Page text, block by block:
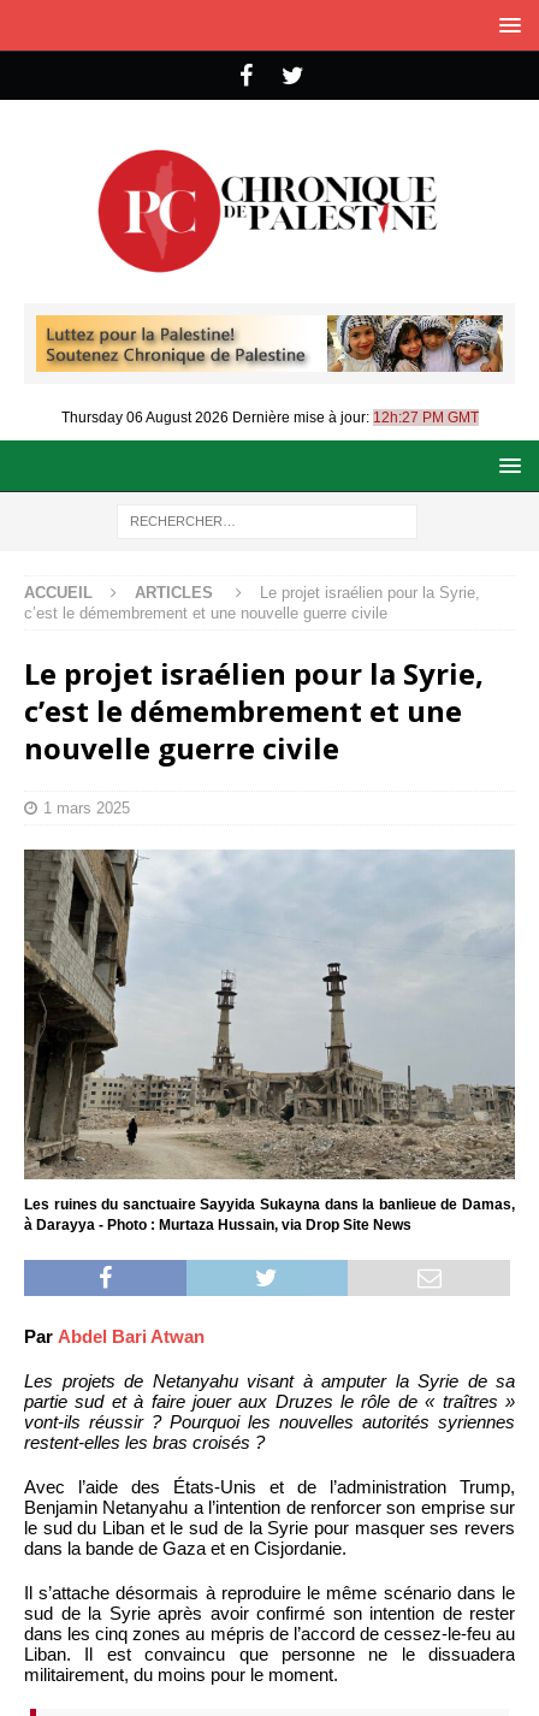
Thursday 06 August 2026 Dernière mise à jour: 12h:27 PM GMT
ACCUEIL ARTICLES
Le projet israélien pour la Syrie,
c’est le démembrement et une nouvelle guerre civile
Le projet israélien pour la Syrie,
c’est le démembrement et une
nouvelle guerre civile
1 mars 2025
Les ruines du sanctuaire Sayyida Sukayna dans la banlieue de Damas,
à Darayya - Photo : Murtaza Hussain, via Drop Site News
Par Abdel Bari Atwan
Les projets de Netanyahu visant à amputer la Syrie de sa
partie sud et à faire jouer aux Druzes le rôle de « traîtres »
vont-ils réussir ? Pourquoi les nouvelles autorités syriennes
restent-elles les bras croisés ?
Avec l’aide des États-Unis et de l’administration Trump,
Benjamin Netanyahu a l’intention de renforcer son emprise sur
le sud du Liban et le sud de la Syrie pour masquer ses revers
dans la bande de Gaza et en Cisjordanie.
Il s’attache désormais à reproduire le même scénario dans le
sud de la Syrie après avoir confirmé son intention de rester
dans les cinq zones au mépris de l’accord de cessez-le-feu au
Liban. Il est convaincu que personne ne le dissuadera
militairement, du moins pour le moment.